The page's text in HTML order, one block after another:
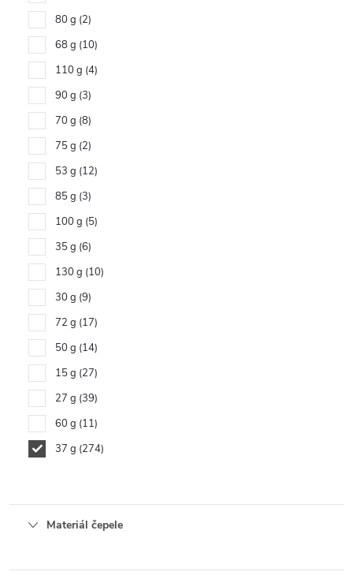
80 g 2
68 g 10
110 g 4
90 g 3
70 g 8
75 g 2
53 g 12
85 g 3
100 g 5
35 g 6
130 g 10
30 g 9
72 g 17
50 g 14
15 g 27
27 g 39
60 g 11
37 g 274
Materiál čepele